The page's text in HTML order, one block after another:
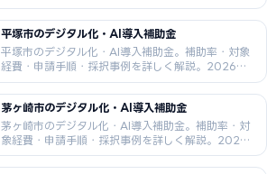
年最新版。
平塚市のデジタル化・AI導入補助金
平塚市のデジタル化・AI導入補助金。補助率・対象
経費・申請手順・採択事例を詳しく解説。2026年
最新版。
茅ヶ崎市のデジタル化・AI導入補助金
茅ヶ崎市のデジタル化・AI導入補助金。補助率・対
象経費・申請手順・採択事例を詳しく解説。2026
年最新版。